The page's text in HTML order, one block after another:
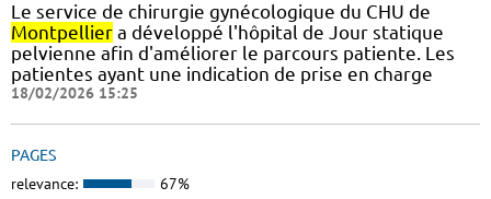
Le service de chirurgie gynécologique du CHU de
Montpellier a développé l'hôpital de Jour statique
pelvienne afin d'améliorer le parcours patiente. Les
patientes ayant une indication de prise en charge
18/02/2026 15:25
PAGES
relevance: 67%